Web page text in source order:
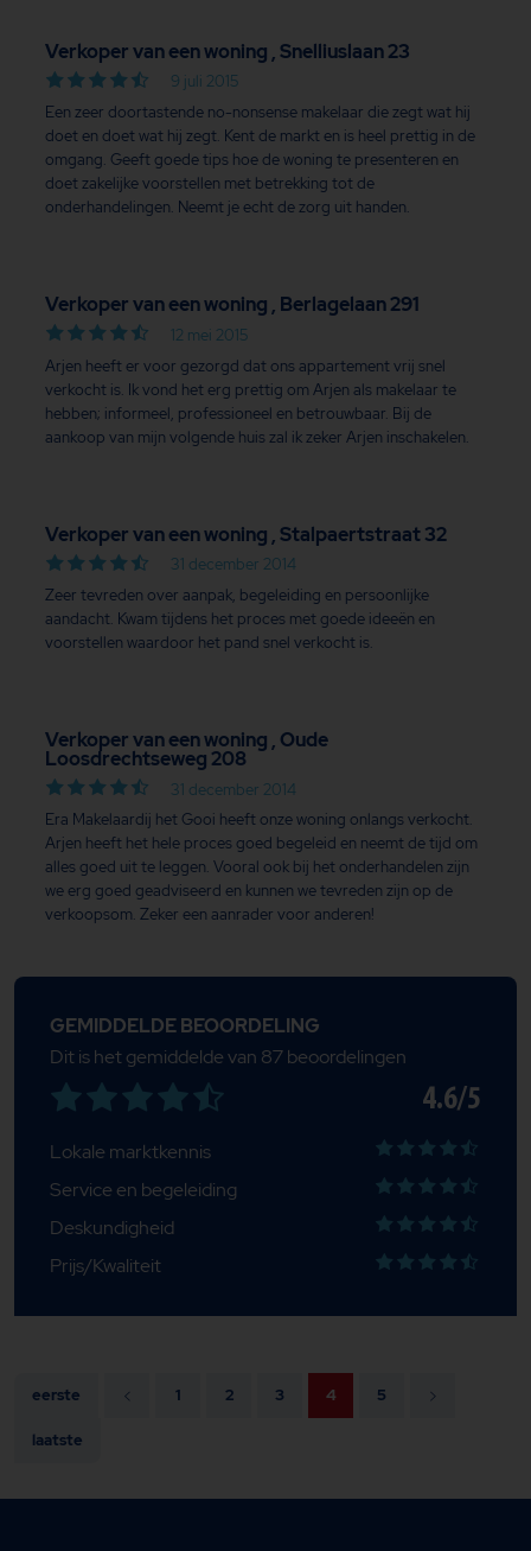
Verkoper van een woning , Snelliuslaan 23
9 juli 2015
Een zeer doortastende no-nonsense makelaar die zegt wat hij
doet en doet wat hij zegt. Kent de markt en is heel prettig in de
omgang. Geeft goede tips hoe de woning te presenteren en
doet zakelijke voorstellen met betrekking tot de
onderhandelingen. Neemt je echt de zorg uit handen.
Verkoper van een woning , Berlagelaan 291
12 mei 2015
Arjen heeft er voor gezorgd dat ons appartement vrij snel
verkocht is. Ik vond het erg prettig om Arjen als makelaar te
hebben; informeel, professioneel en betrouwbaar. Bij de
aankoop van mijn volgende huis zal ik zeker Arjen inschakelen.
Verkoper van een woning , Stalpaertstraat 32
31 december 2014
Zeer tevreden over aanpak, begeleiding en persoonlijke
aandacht. Kwam tijdens het proces met goede ideeën en
voorstellen waardoor het pand snel verkocht is.
Verkoper van een woning , Oude
Loosdrechtseweg 208
31 december 2014
Era Makelaardij het Gooi heeft onze woning onlangs verkocht.
Arjen heeft het hele proces goed begeleid en neemt de tijd om
alles goed uit te leggen. Vooral ook bij het onderhandelen zijn
we erg goed geadviseerd en kunnen we tevreden zijn op de
verkoopsom. Zeker een aanrader voor anderen!
GEMIDDELDE BEOORDELING
Dit is het gemiddelde van 87 beoordelingen
4.6/5
Lokale marktkennis
Service en begeleiding
Deskundigheid
Prijs/Kwaliteit
eerste 1 2 3 4 5
laatste